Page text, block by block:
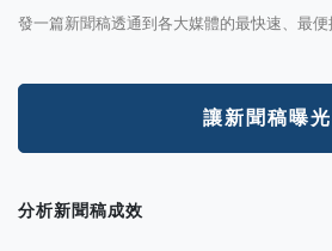
發一篇新聞稿透通到各大媒體的最快速、最便
讓新聞稿曝光
分析新聞稿成效